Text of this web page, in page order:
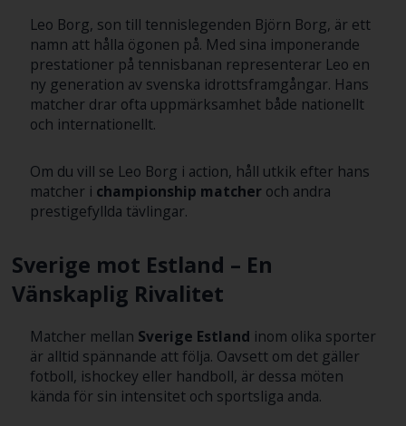
Leo Borg, son till tennislegenden Björn Borg, är ett
namn att hålla ögonen på. Med sina imponerande
prestationer på tennisbanan representerar Leo en
ny generation av svenska idrottsframgångar. Hans
matcher drar ofta uppmärksamhet både nationellt
och internationellt.
Om du vill se Leo Borg i action, håll utkik efter hans
matcher i championship matcher och andra
prestigefyllda tävlingar.
Sverige mot Estland – En
Vänskaplig Rivalitet
Matcher mellan Sverige Estland inom olika sporter
är alltid spännande att följa. Oavsett om det gäller
fotboll, ishockey eller handboll, är dessa möten
kända för sin intensitet och sportsliga anda.